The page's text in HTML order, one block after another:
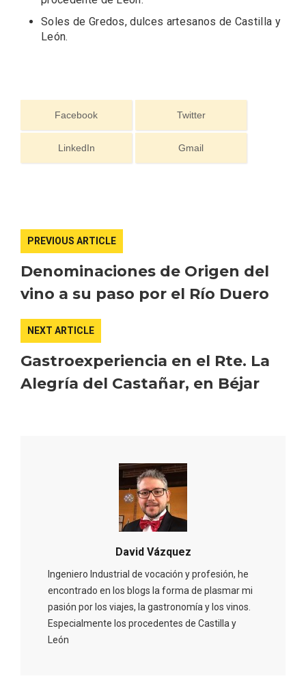
Soles de Gredos, dulces artesanos de Castilla y
León.
Facebook Twitter
LinkedIn Gmail
PREVIOUS ARTICLE
Denominaciones de Origen del
vino a su paso por el Río Duero
NEXT ARTICLE
Gastroexperiencia en el Rte. La
Alegría del Castañar, en Béjar
David Vázquez
Ingeniero Industrial de vocación y profesión, he
encontrado en los blogs la forma de plasmar mi
pasión por los viajes, la gastronomía y los vinos.
Especialmente los procedentes de Castilla y
León
IV Edición del Festival de Narración Oral,
Memoria, Tierra y Voz
Fiesta de Primavera 2026 en la Ruta del
Vino de Cigales